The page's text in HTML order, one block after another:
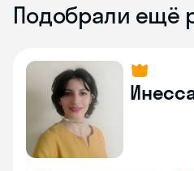
Подобрали ещё